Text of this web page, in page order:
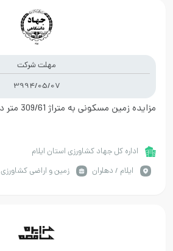
مهلت شرکت
3994/05/07
مزایده زمین مسکونی به متراژ 309/61 متر در دهلران
اداره کل جهاد کشاورزی استان ایلام
ايلام / دهلران
زمین و اراضی کشاورزی